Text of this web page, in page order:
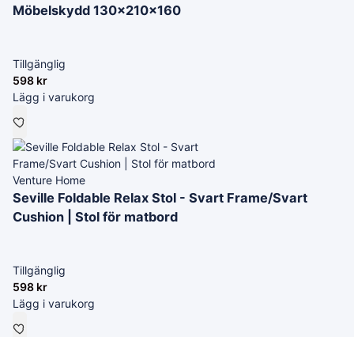
Möbelskydd 130x210x160
Tillgänglig
598 kr
Lägg i varukorg
Venture Home
Seville Foldable Relax Stol - Svart Frame/Svart
Cushion | Stol för matbord
Tillgänglig
598 kr
Lägg i varukorg